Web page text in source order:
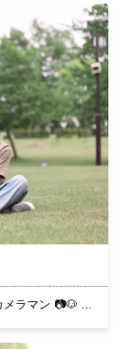
色合いを丁寧に調
練された仕上がり
」と思える一枚に
ご覧ください。
ラマン 📷🐶 ...